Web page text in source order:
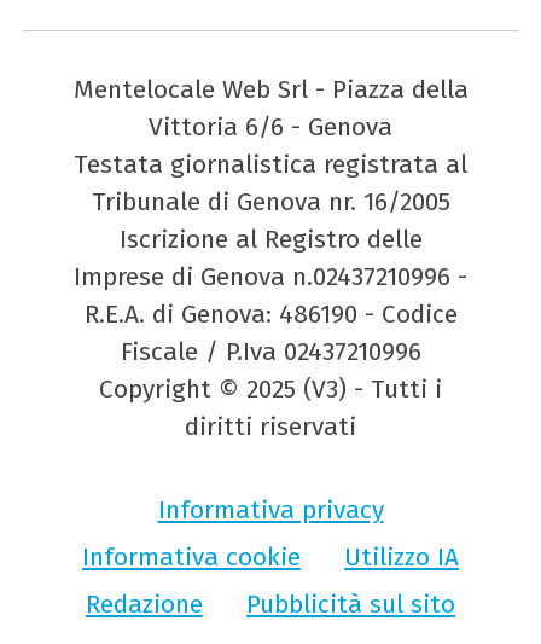
Mentelocale Web Srl - Piazza della
Vittoria 6/6 - Genova
Testata giornalistica registrata al
Tribunale di Genova nr. 16/2005
Iscrizione al Registro delle
Imprese di Genova n.02437210996 -
R.E.A. di Genova: 486190 - Codice
Fiscale / P.Iva 02437210996
Copyright © 2025 (V3) - Tutti i
diritti riservati
Informativa privacy
Informativa cookie
Utilizzo IA
Redazione
Pubblicità sul sito